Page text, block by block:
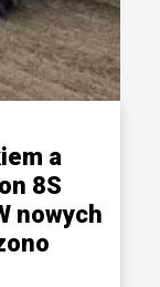
a
8S
nowych